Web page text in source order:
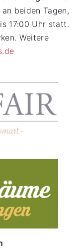
beiden Tagen,
17:00 Uhr statt.
Weitere